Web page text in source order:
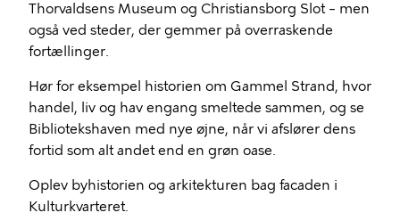
Thorvaldsens Museum og Christiansborg Slot – men
også ved steder, der gemmer på overraskende
fortællinger.
Hør for eksempel historien om Gammel Strand, hvor
handel, liv og hav engang smeltede sammen, og se
Bibliotekshaven med nye øjne, når vi afslører dens
fortid som alt andet end en grøn oase.
Oplev byhistorien og arkitekturen bag facaden i
Kulturkvarteret.